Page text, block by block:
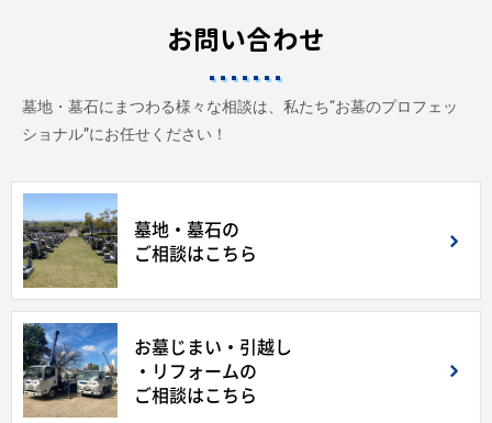
お問い合わせ
墓地・墓石にまつわる様々な相談は、私たち“お墓のプロフェッ
ショナル”にお任せください！
墓地・墓石の
ご相談はこちら
お墓じまい・引越し
・リフォームの
ご相談はこちら